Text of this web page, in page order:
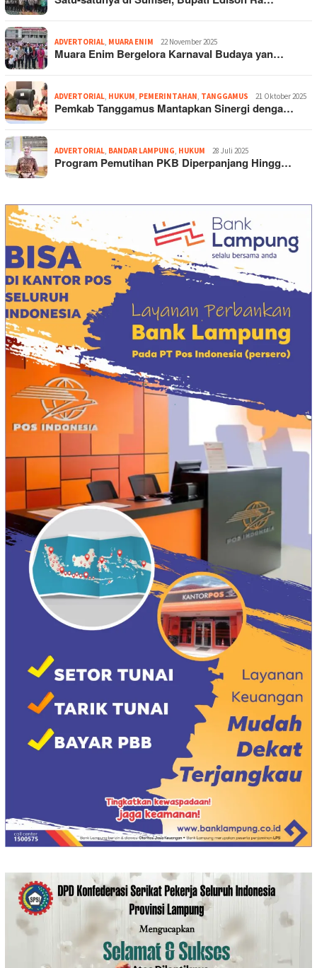
ADVERTORIAL, MUARA ENIM 22 November 2025
Muara Enim Bergelora Karnaval Budaya yan…
ADVERTORIAL, HUKUM, PEMERINTAHAN, TANGGAMUS 21 Oktober 2025
Pemkab Tanggamus Mantapkan Sinergi denga…
ADVERTORIAL, BANDAR LAMPUNG, HUKUM 28 Juli 2025
Program Pemutihan PKB Diperpanjang Hingg…